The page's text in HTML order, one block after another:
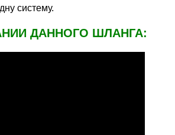
систему.
ДАННОГО ШЛАНГА: